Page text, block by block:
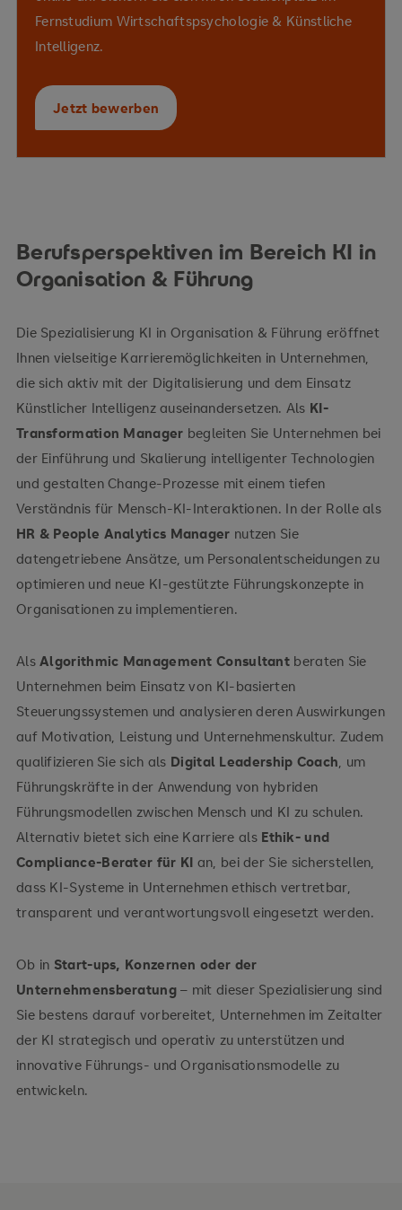
Interventionen zur
Organisationsentwicklung
wissenschaftliche
Reflexionsfähigkeit
Interaktionsformen zwischen
Menschen, KI und Robotik
Akzeptanz gegenüber KI
ethischen
Herausforderungen der KI-Integration
Gestaltung zukünftiger
Technologien
Fernstudium Wirtschaftspsychologie & Künstliche
Intelligenz.
Jetzt bewerben
Berufsperspektiven im Bereich KI in
Organisation & Führung
Die Spezialisierung KI in Organisation & Führung eröffnet
Ihnen vielseitige Karrieremöglichkeiten in Unternehmen,
die sich aktiv mit der Digitalisierung und dem Einsatz
Künstlicher Intelligenz auseinandersetzen. Als KI-
Transformation Manager begleiten Sie Unternehmen bei
der Einführung und Skalierung intelligenter Technologien
und gestalten Change-Prozesse mit einem tiefen
Verständnis für Mensch-KI-Interaktionen. In der Rolle als
HR & People Analytics Manager nutzen Sie
datengetriebene Ansätze, um Personalentscheidungen zu
optimieren und neue KI-gestützte Führungskonzepte in
Organisationen zu implementieren.
AlsAlgorithmic Management Consultant beraten Sie
Unternehmen beim Einsatz von KI-basierten
Steuerungssystemen und analysieren deren Auswirkungen
auf Motivation, Leistung und Unternehmenskultur. Zudem
qualifizieren Sie sich als Digital Leadership Coach, um
Führungskräfte in der Anwendung von hybriden
Führungsmodellen zwischen Mensch und KI zu schulen.
Alternativ bietet sich eine Karriere als Ethik- und
Compliance-Berater für KI an, bei der Sie sicherstellen,
dass KI-Systeme in Unternehmen ethisch vertretbar,
transparent und verantwortungsvoll eingesetzt werden.
Ob in Start-ups, Konzernen oder der
Unternehmensberatung– mit dieser Spezialisierung sind
Sie bestens darauf vorbereitet, Unternehmen im Zeitalter
der KI strategisch und operativ zu unterstützen und
innovative Führungs- und Organisationsmodelle zu
entwickeln.